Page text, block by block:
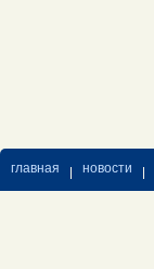
главная новости